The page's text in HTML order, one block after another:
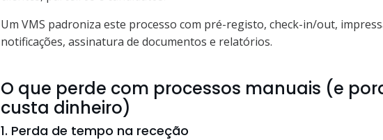
Um VMS padroniza este processo com pré-registo, check-in/out,
notificações, assinatura de documentos e relatórios.
O que perde com processos manuais (e
custa dinheiro)
1. Perda de tempo na receção